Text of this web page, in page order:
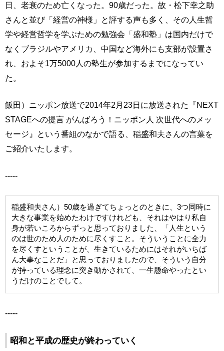
日、老衰のため亡くなった。90歳だった。故・松下幸之助
さんと並び「経営の神様」と評する声も多く、その人生哲
学や経営哲学を学ぶための勉強会「盛和塾」は国内だけで
なくブラジルやアメリカ、中国など海外にも支部が設置さ
れ、およそ1万5000人の塾生が参加するまでになってい
た。
飯田）ニッポン放送で2014年2月23日に放送された『NEXT
STAGEへの提言 がんばろう！ニッポン人 次世代へのメッ
セージ』という番組のなかで語る、稲盛和夫さんの言葉を
ご紹介いたします。
-----
稲盛和夫さん）50歳を過ぎてちょっとのときに、3つ同時に
大きな事業を始めたわけですけれども、それはやはり私自
身が若いころからずっと思っておりました、「人生という
のは世のため人のために尽くすこと。そういうことに全力
を尽くすということが、生きているためにはそれがいちば
ん大事なことだ」と思っておりましたので、そういう自分
が持っている理念に突き動かされて、一生懸命やったとい
うだけのことでして。
-----
昭和と平成の歴史が終わっていく